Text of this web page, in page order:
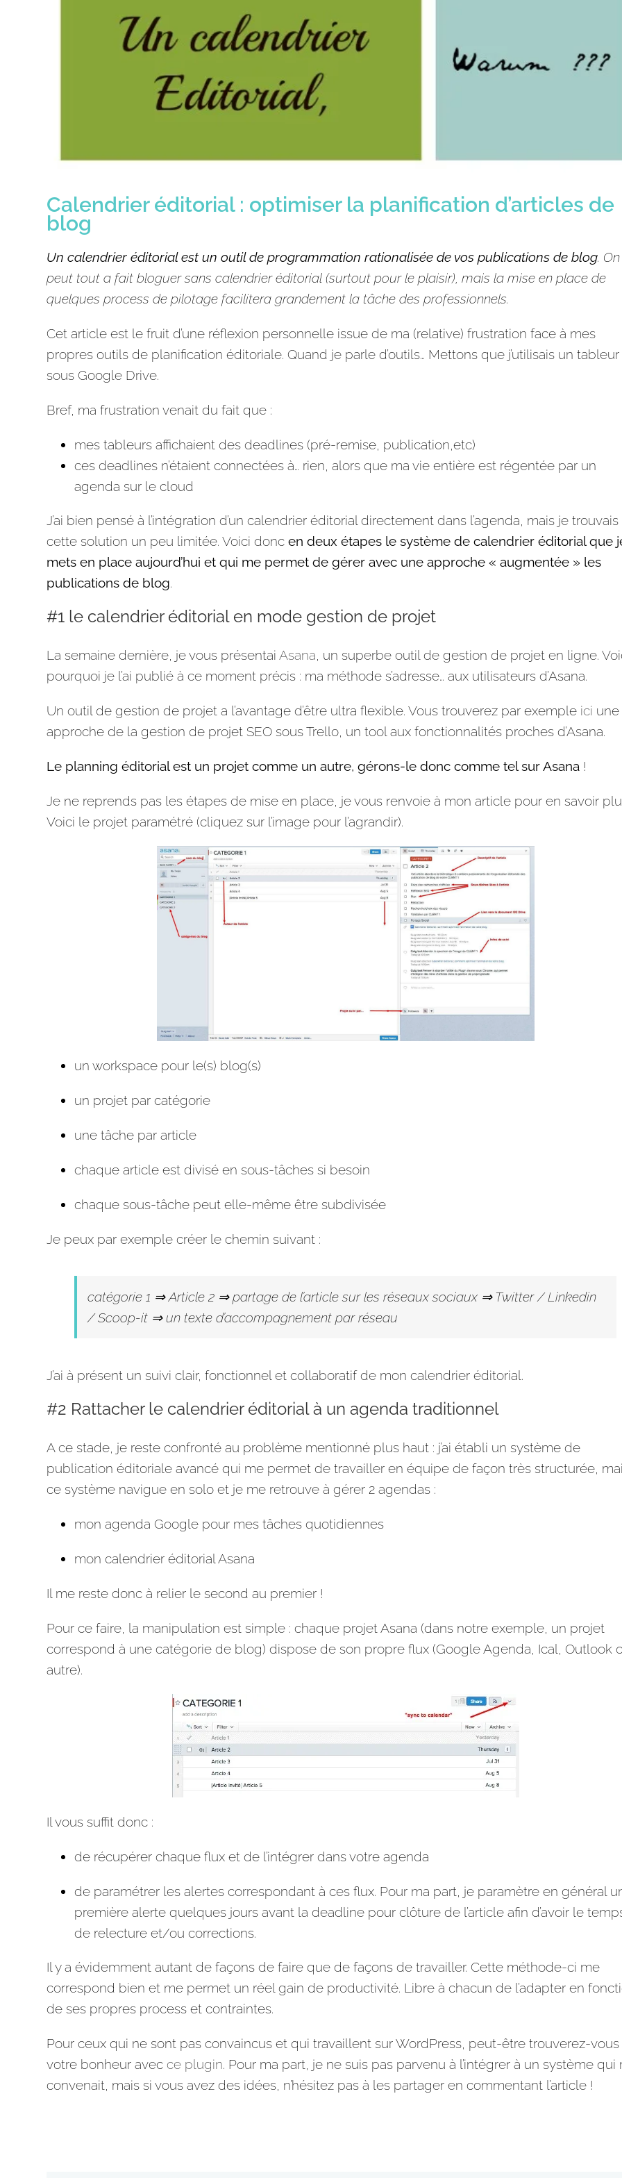
Calendrier éditorial : optimiser la planification d’articles de
blog
Un calendrieréditorialest unoutilde programmation rationalisée de vospublications de blog. On
peut tout a fait bloguer sans calendrieréditorial (surtout pour le plaisir), mais la mise en place de
quelques process de pilotage facilitera grandement la tâche des professionnels.
Cet article est le fruit d’une réflexion personnelle issue de ma (relative) frustration face à mes
propresoutils de planification éditoriale. Quand je parle d’outils… Mettons que j’utilisais un tableur
sousGoogle Drive.
Bref, ma frustration venait du fait que :
mes tableurs affichaient des deadlines (pré-remise, publication,etc)
ces deadlines n’étaient connectées à… rien, alors que ma vie entière est régentée par un
agenda sur le cloud
J’ai bien pensé à l’intégration d’un calendrieréditorialdirectement dans l’agenda, mais je trouvais
cette solution un peu limitée. Voici doncen deux étapes le système de calendrieréditorialque
mets en place aujourd’hui et qui me permet de gérer avec une approche « augmentée » les
publications de blog.
#1 le calendrier éditorial en mode gestion de projet
La semaine dernière, je vous présentai Asana , un superbeoutil de gestion de projet en ligne.
pourquoi je l’ai publié à ce moment précis : ma méthode s’adresse… aux utilisateurs d’Asana.
Unoutil de gestion de projet a l’avantage d’être ultra flexible. Vous trouverez par exemple ici une
approche de la gestion de projet SEO sous Trello, un tool aux fonctionnalités proches d’Asana.
Le planning éditorialest un projet comme un autre, gérons-le donc comme tel sur Asana !
Je ne reprends pas les étapes de mise en place, je vous renvoie à mon article pour en savoir
Voici le projet paramétré (cliquez sur l’image pour l’agrandir).
un workspace pour le(s) blog(s)
un projet par catégorie
une tâche par article
chaque article est divisé en sous-tâches si besoin
chaque sous-tâche peut elle-même être subdivisée
Je peux par exemple créer le chemin suivant :
catégorie 1 ⇒ Article 2 ⇒ partage de l’article sur les réseaux sociaux ⇒ Twitter/ Linkedin
/ Scoop-it ⇒ un texte d’accompagnement par réseau
J’ai à présent un suivi clair, fonctionnel et collaboratif de mon calendrieréditorial.
#2 Rattacher le calendrier éditorial à un agenda traditionnel
A ce stade, je reste confronté au problème mentionné plus haut : j’ai établi un système de
publication éditoriale avancé qui me permet de travailler en équipe de façon très structurée,
ce système navigue en solo et je me retrouve à gérer 2 agendas :
monagenda Google pour mes tâches quotidiennes
mon calendrieréditorial Asana
Il me reste donc à relier le second au premier !
Pour ce faire, la manipulation est simple : chaque projet Asana (dans notre exemple, un projet
correspond à une catégorie de blog) dispose de son propre flux (Google Agenda, Ical, Outlook
autre).
Il vous suffit donc :
de récupérer chaque flux et de l’intégrer dans votreagenda
de paramétrer les alertes correspondant à ces flux. Pour ma part, je paramètre en général
première alerte quelques jours avant la deadline pour clôture de l’article afin d’avoir le
de relecture et/ou corrections.
Il y a évidemment autant de façons de faire que de façons de travailler. Cette méthode-ci me
correspond bien et me permet un réelgain de productivité. Libre à chacun de l’adapter en
de ses propres process et contraintes.
Pour ceux qui ne sont pas convaincus et qui travaillent surWordPress , peut-être trouverez-vous
votre bonheur avecce plugin. Pour ma part, je ne suis pas parvenu à l’intégrer à un système qui
convenait, mais si vous avez des idées, n’hésitez pas à les partager en commentant l’article !